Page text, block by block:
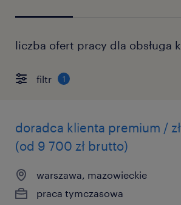
liczba ofert pracy dla obsługa
filtr 1
doradca klienta premium /
(od 9 700 zł brutto)
warszawa, mazowieckie
praca tymczasowa